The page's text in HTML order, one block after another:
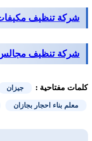
شركة تنظيف
شركة تنظيف مجالس
كلمات مفتاحية : جيزان
معلم بناء احجار بجازان